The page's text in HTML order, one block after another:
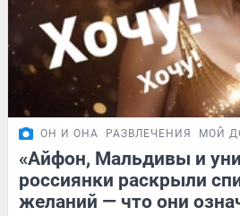
ОН И ОНА РАЗВЛЕЧЕНИЯ МОЙ
«Айфон, Мальдивы и
россиянки раскрыли
желаний — что они